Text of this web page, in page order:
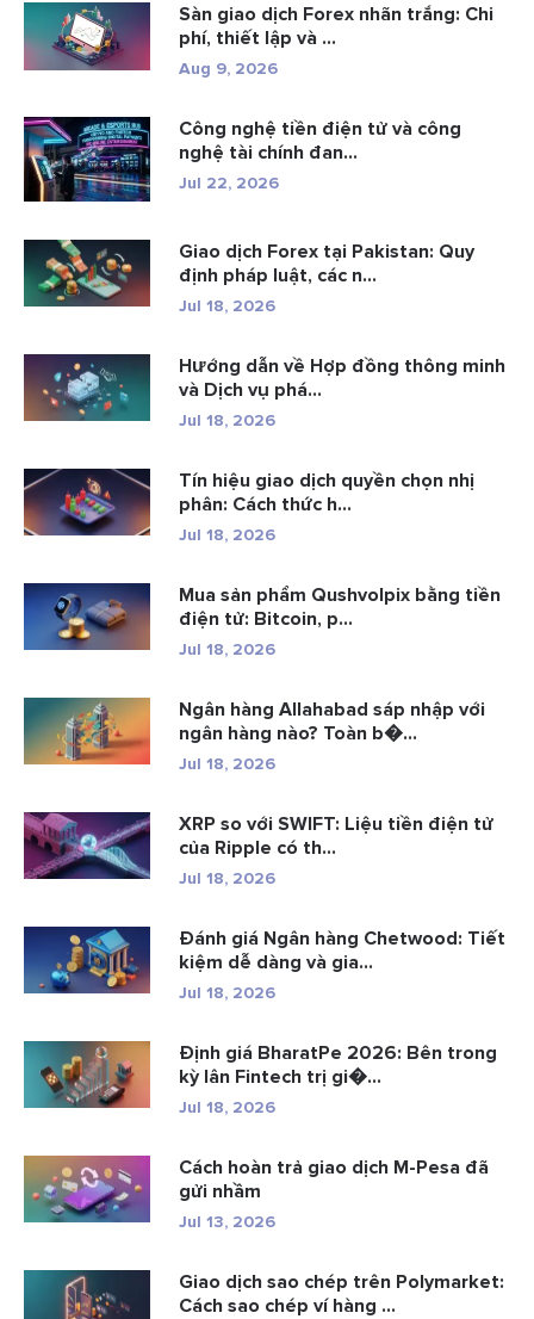
Sàn giao dịch Forex nhãn trắng: Chi
phí, thiết lập và ...
Aug 9, 2026
Công nghệ tiền điện tử và công
nghệ tài chính đan...
Jul 22, 2026
Giao dịch Forex tại Pakistan: Quy
định pháp luật, các n...
Jul 18, 2026
Hướng dẫn về Hợp đồng thông minh
và Dịch vụ phá...
Jul 18, 2026
Tín hiệu giao dịch quyền chọn nhị
phân: Cách thức h...
Jul 18, 2026
Mua sản phẩm Qushvolpix bằng tiền
điện tử: Bitcoin, p...
Jul 18, 2026
Ngân hàng Allahabad sáp nhập với
ngân hàng nào? Toàn b�...
Jul 18, 2026
XRP so với SWIFT: Liệu tiền điện tử
của Ripple có th...
Jul 18, 2026
Đánh giá Ngân hàng Chetwood: Tiết
kiệm dễ dàng và gia...
Jul 18, 2026
Định giá BharatPe 2026: Bên trong
kỳ lân Fintech trị gi�...
Jul 18, 2026
Cách hoàn trả giao dịch M-Pesa đã
gửi nhầm
Jul 13, 2026
Giao dịch sao chép trên Polymarket:
Cách sao chép ví hàng ...